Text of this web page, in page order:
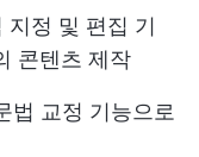
정 및 편집 기
콘텐츠 제작
법 교정 기능으로